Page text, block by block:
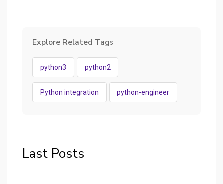
Explore Related Tags
python3 python2
Python integration python-engineer
Last Posts